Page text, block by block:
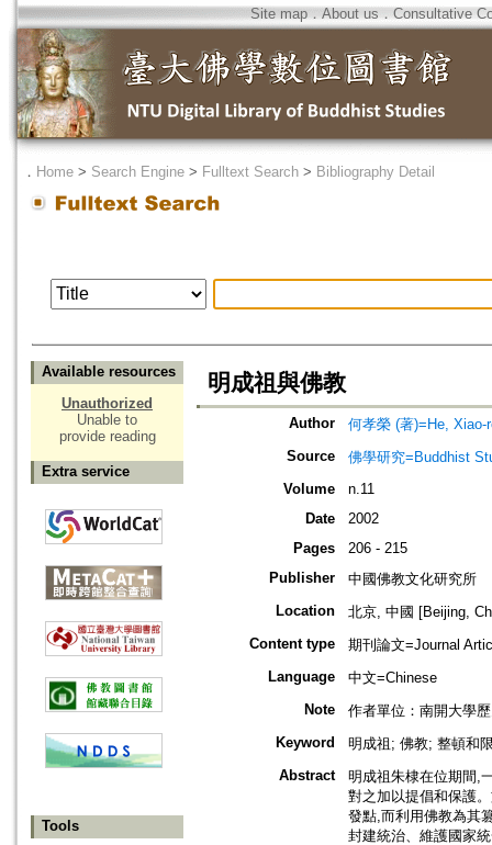
Site map．About us ． Consultative
． Home > Search Engine > Fulltext Search > Bibliography Detail
Available resources
Unauthorized
Unable to
provide reading
Extra service
Tools
明成祖與佛教
Author
何孝榮 (著)=He, Xiao-
Source
佛學研究=Buddhist
Volume
n.11
Date
2002
Pages
206 - 215
Publisher
中國佛教文化研究所
Location
北京, 中國 [Beijing,
Content type
期刊論文=Journal
Language
中文=Chinese
Note
作者單位：南開大學
Keyword
明成祖; 佛教; 整頓和
Abstract
明成祖朱棣在位期間,
對之加以提倡和保護
發點,而利用佛教為其
封建統治、維護國家